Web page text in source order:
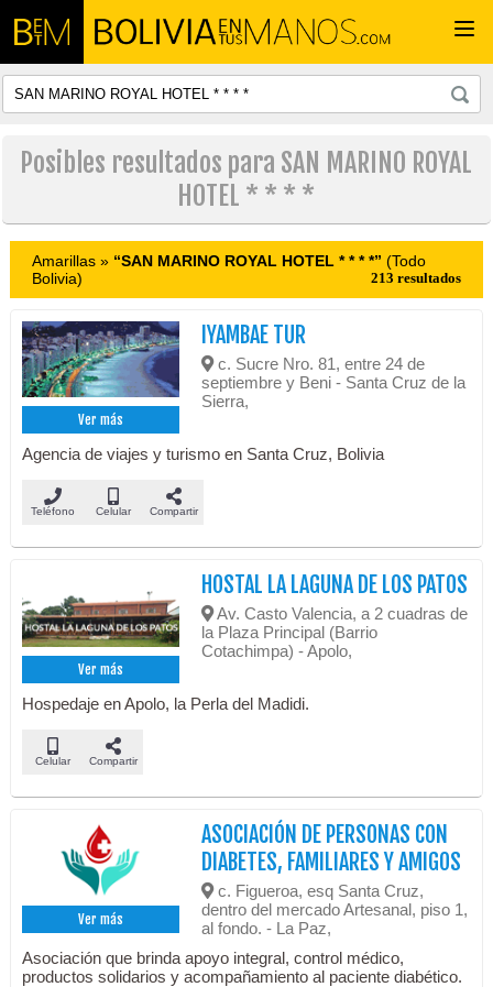
Posibles resultados para SAN MARINO ROYAL
HOTEL * * * *
Amarillas » “SAN MARINO ROYAL HOTEL * * * *” (Todo
Bolivia)
213 resultados
Ver más
IYAMBAE TUR
c. Sucre Nro. 81, entre 24 de
septiembre y Beni - Santa Cruz de la
Sierra,
Agencia de viajes y turismo en Santa Cruz, Bolivia
Teléfono Celular Compartir
Ver más
HOSTAL LA LAGUNA DE LOS PATOS
Av. Casto Valencia, a 2 cuadras de
la Plaza Principal (Barrio
Cotachimpa) - Apolo,
Hospedaje en Apolo, la Perla del Madidi.
Celular Compartir
Ver más
ASOCIACIÓN DE PERSONAS CON
DIABETES, FAMILIARES Y AMIGOS
c. Figueroa, esq Santa Cruz,
dentro del mercado Artesanal, piso 1,
al fondo. - La Paz,
Asociación que brinda apoyo integral, control médico,
productos solidarios y acompañamiento al paciente diabético.